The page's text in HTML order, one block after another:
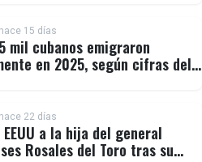
hace 15 días
mil cubanos emigraron
en 2025, según cifras del
hace 22 días
a la hija del general
Rosales del Toro tras su